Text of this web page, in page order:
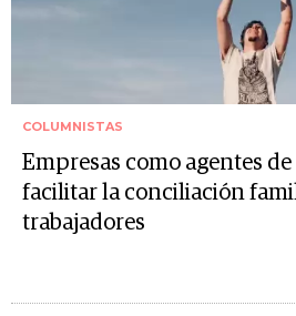
COLUMNISTAS
Empresas como agentes
facilitar la conciliación
trabajadores